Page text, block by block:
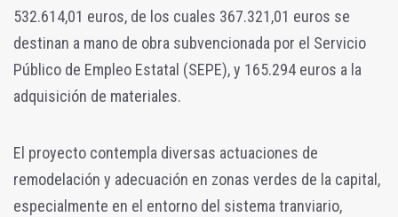
532.614,01 euros, de los cuales 367.321,01 euros se
destinan a mano de obra subvencionada por el Servicio
Público de Empleo Estatal (SEPE), y 165.294 euros a la
adquisición de materiales.
El proyecto contempla diversas actuaciones de
remodelación y adecuación en zonas verdes de la capital,
especialmente en el entorno del sistema tranviario,